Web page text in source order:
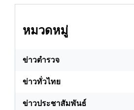
หมวดหมู่
ข่าวตำรวจ
ข่าวทั่วไทย
ข่าวประชาสัมพันธ์